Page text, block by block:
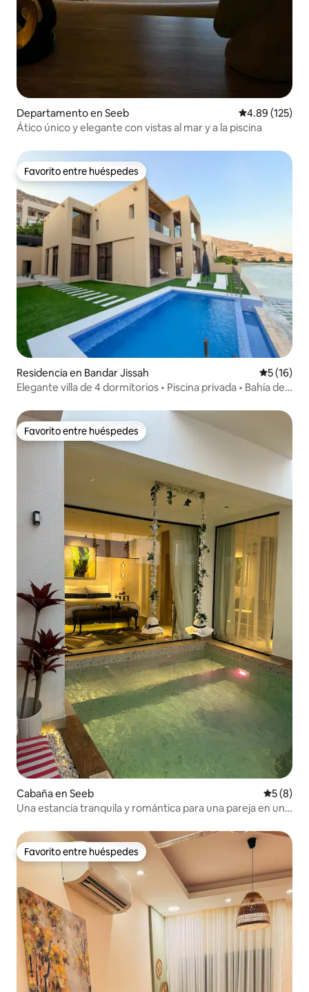
Departamento en Seeb Calificación
4.89 (125)
Ático único y elegante con vistas al mar y a la piscina
Favorito entre huéspedes
Favorito entre huéspedes
Residencia en Bandar Jissah
5 (16)
Elegante villa de 4 dormitorios • Piscina privada • Bahía de
Favorito entre huéspedes
Favorito entre huéspedes
Cabaña en Seeb
5 (8)
Una estancia tranquila y romántica para una pareja en un
Favorito entre huéspedes
Favorito entre huéspedes